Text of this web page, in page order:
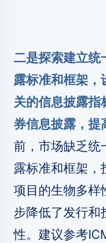
二是探索建立统
露标准和框架，
关的信息披露指
券信息披露，提
前，市场缺乏统
露标准和框架，
项目的生物多样
步降低了发行和
性。建议参考